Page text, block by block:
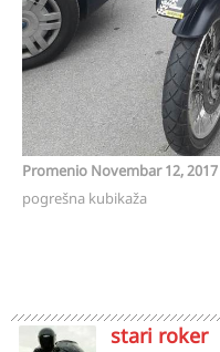
Promenio Novembar 12, 2017
pogrešna kubikaža
stari roker